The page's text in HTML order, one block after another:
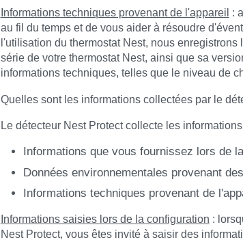
Informations techniques provenant de l'appareil :
au fil du temps et de vous aider à résoudre
l'utilisation du thermostat Nest, nous
série de votre thermostat Nest, ainsi que sa
informations techniques, telles que le niveau de
Quelles sont les informations collectées par le
Le détecteur Nest Protect collecte les
Informations que vous fournissez lors de
Données environnementales provenant
Informations techniques provenant de
Informations saisies lors de la configuration :
Nest Protect, vous êtes invité à saisir des